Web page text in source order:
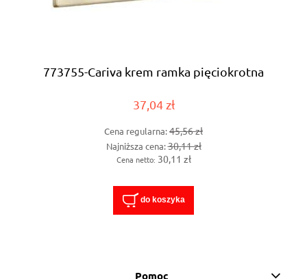
773755-Cariva krem ramka pięciokrotna
37,04 zł
Cena regularna:45,56 zł
Najniższa cena:30,11 zł
Cena netto: 30,11 zł
do koszyka
Pomoc